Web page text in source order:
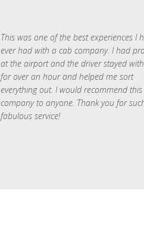
This was one of the best experiences I
ever had with a cab company. I had
at the airport and the driver stayed
for over an hour and helped me sort
everything out. I would recommend this
company to anyone. Thank you for
fabulous service!